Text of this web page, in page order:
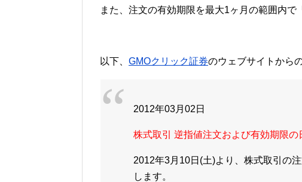
また、注文の有効期限を最大1ヶ月の範囲内で
以下、 GMOクリック証券のウェブサイトから
2012年03月02日
株式取引 逆指値注文および有効期限
2012年3月10日(土)より、株式取引の
します。